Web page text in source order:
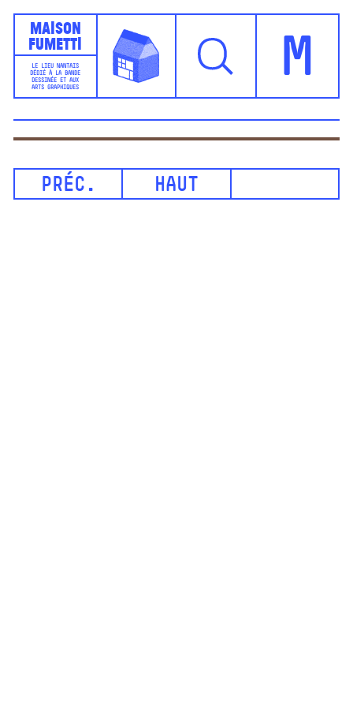
Maison
Fumetti
LE LIEU NANTAIS
DÉDIÉ À LA BANDE
DESSINÉE ET AUX
ARTS GRAPHIQUES
M
PRÉC. HAUT